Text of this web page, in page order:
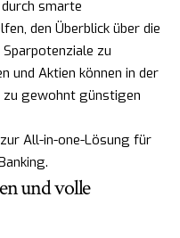
smarte
den Überblick über die
zu
und Aktien können in der
zu gewohnt günstigen
All-in-one-Lösung für
und volle